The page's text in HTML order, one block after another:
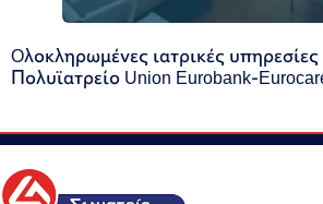
Oλοκληρωμένες ιατρικές
Πολυϊατρείο Union Eurobank-